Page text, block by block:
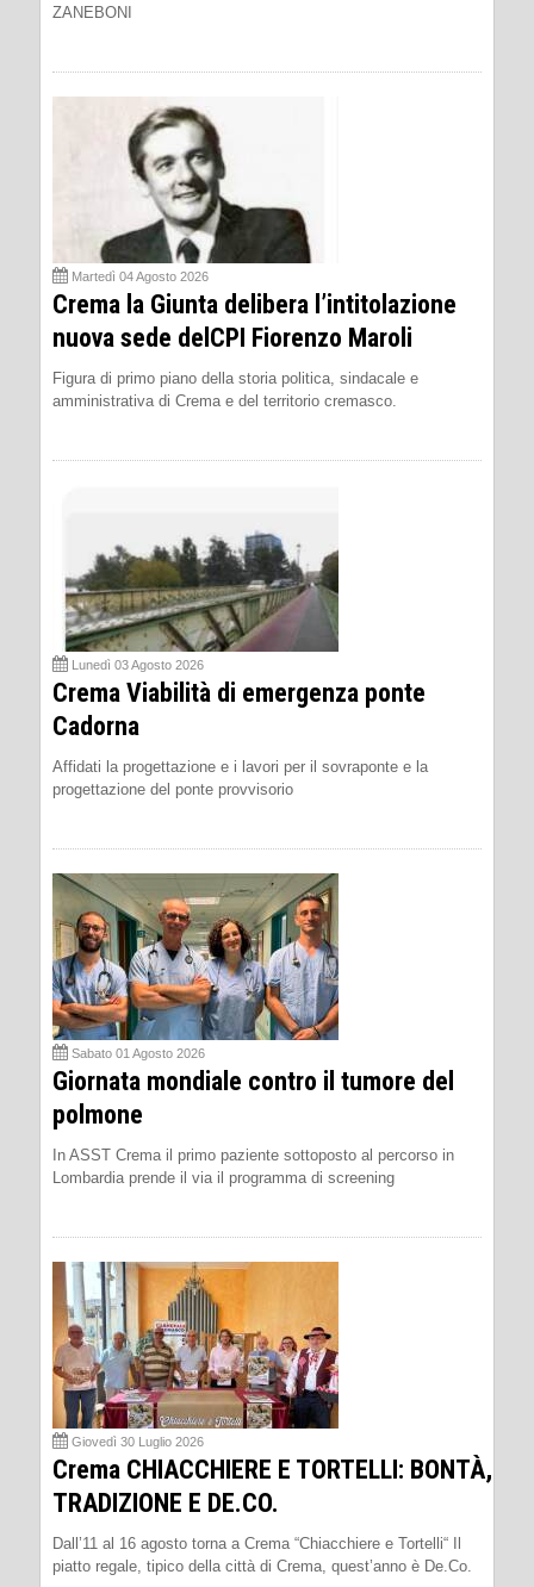
ZANEBONI
Martedì 04 Agosto 2026
Crema la Giunta delibera l’intitolazione
nuova sede delCPI Fiorenzo Maroli
Figura di primo piano della storia politica, sindacale e
amministrativa di Crema e del territorio cremasco.
Lunedì 03 Agosto 2026
Crema Viabilità di emergenza ponte
Cadorna
Affidati la progettazione e i lavori per il sovraponte e la
progettazione del ponte provvisorio
Sabato 01 Agosto 2026
Giornata mondiale contro il tumore del
polmone
In ASST Crema il primo paziente sottoposto al percorso in
Lombardia prende il via il programma di screening
Giovedì 30 Luglio 2026
Crema CHIACCHIERE E TORTELLI: BONTÀ,
TRADIZIONE E DE.CO.
Dall’11 al 16 agosto torna a Crema “Chiacchiere e Tortelli“ Il
piatto regale, tipico della città di Crema, quest’anno è De.Co.